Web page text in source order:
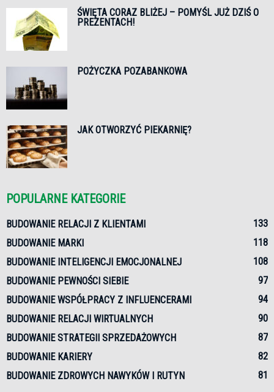
ŚWIĘTA CORAZ BLIŻEJ – POMYŚL JUŻ DZIŚ O
PREZENTACH!
POŻYCZKA POZABANKOWA
JAK OTWORZYĆ PIEKARNIĘ?
POPULARNE KATEGORIE
BUDOWANIE RELACJI Z KLIENTAMI
133
BUDOWANIE MARKI
118
BUDOWANIE INTELIGENCJI EMOCJONALNEJ
108
BUDOWANIE PEWNOŚCI SIEBIE
97
BUDOWANIE WSPÓŁPRACY Z INFLUENCERAMI
94
BUDOWANIE RELACJI WIRTUALNYCH
90
BUDOWANIE STRATEGII SPRZEDAŻOWYCH
87
BUDOWANIE KARIERY
82
BUDOWANIE ZDROWYCH NAWYKÓW I RUTYN
81